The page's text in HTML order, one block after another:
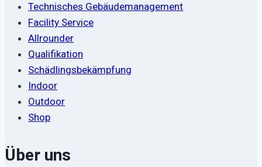
Technisches Gebäudemanagement
Facility Service
Allrounder
Qualifikation
Schädlingsbekämpfung
Indoor
Outdoor
Shop
Über uns